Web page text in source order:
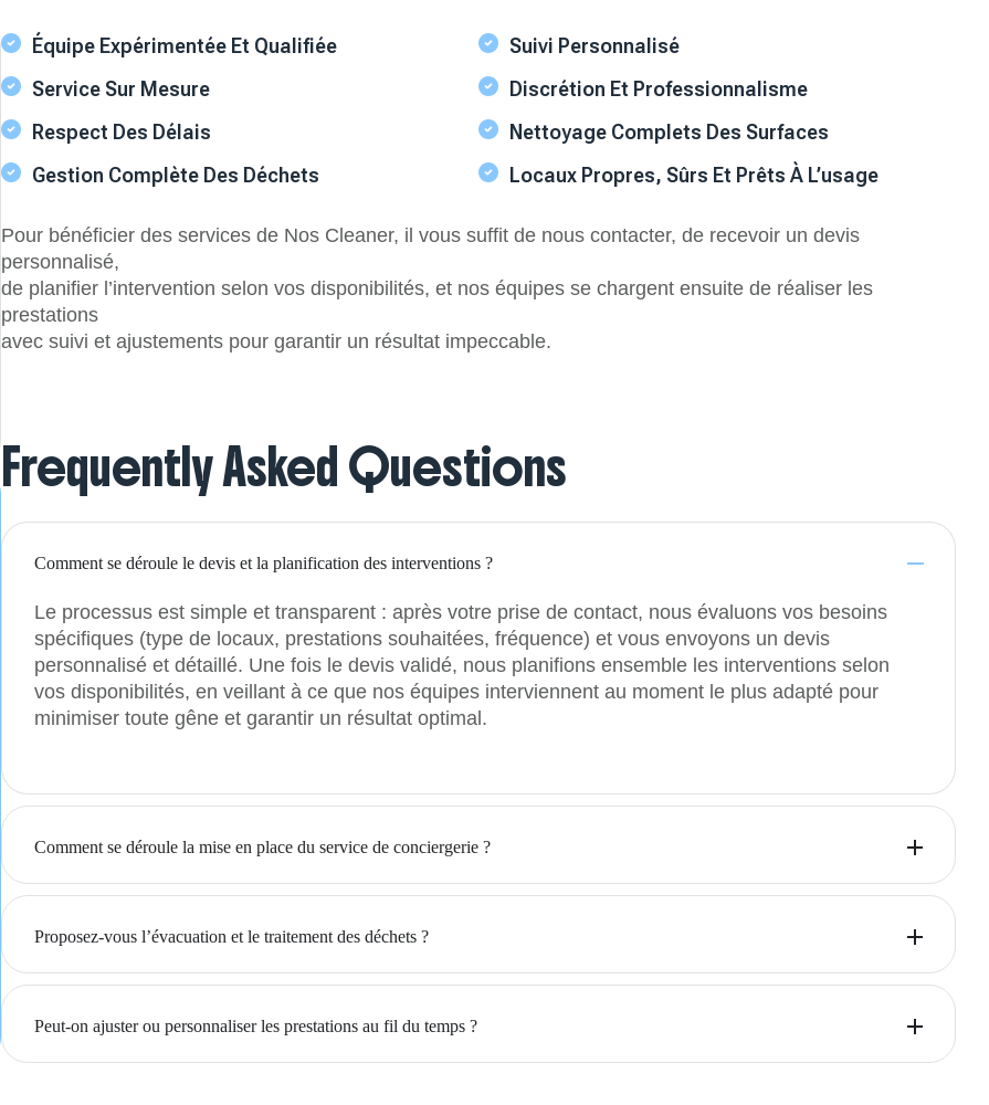
Équipe Expérimentée Et Qualifiée
Service Sur Mesure
Respect Des Délais
Gestion Complète Des Déchets
Suivi Personnalisé
Discrétion Et Professionnalisme
Nettoyage Complets Des Surfaces
Locaux Propres, Sûrs Et Prêts À L’usage
Pour bénéficier des services de Nos Cleaner, il vous suffit de nous contacter, de recevoir un devis
personnalisé,
de planifier l’intervention selon vos disponibilités, et nos équipes se chargent ensuite de réaliser les
prestations
avec suivi et ajustements pour garantir un résultat impeccable.
Frequently Asked Questions
Comment se déroule le devis et la planification des interventions ?
Le processus est simple et transparent : après votre prise de contact, nous évaluons vos besoins
spécifiques (type de locaux, prestations souhaitées, fréquence) et vous envoyons un devis
personnalisé et détaillé. Une fois le devis validé, nous planifions ensemble les interventions selon
vos disponibilités, en veillant à ce que nos équipes interviennent au moment le plus adapté pour
minimiser toute gêne et garantir un résultat optimal.
Comment se déroule la mise en place du service de conciergerie ?
Proposez-vous l’évacuation et le traitement des déchets ?
Peut-on ajuster ou personnaliser les prestations au fil du temps ?